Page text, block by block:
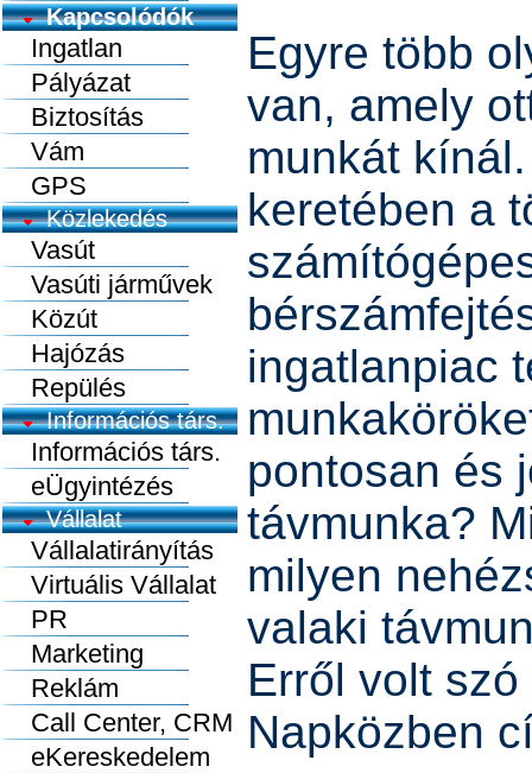
Kapcsolódók
Ingatlan
Pályázat
Biztosítás
Vám
GPS
Közlekedés
Vasút
Vasúti járművek
Közút
Hajózás
Repülés
Információs társ.
Információs társ.
eÜgyintézés
Vállalat
Vállalatirányítás
Virtuális Vállalat
PR
Marketing
Reklám
Call Center, CRM
eKereskedelem
Egyre több
van, amely
munkát
keretében a
ingatlanpiac
pontosan és
távmunka?
milyen
valaki
Erről volt
Napközben